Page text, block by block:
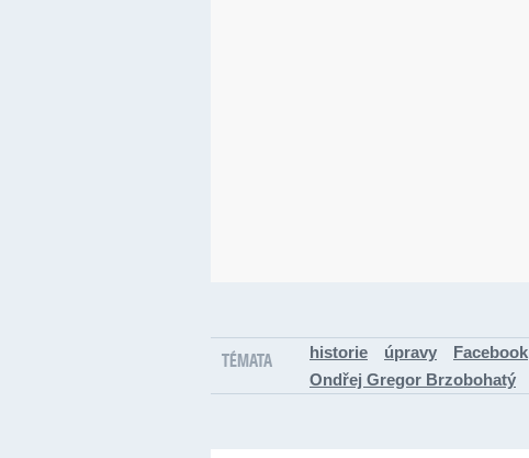
TÉMATA historie úpravy Facebook
Ondřej Gregor Brzobohatý